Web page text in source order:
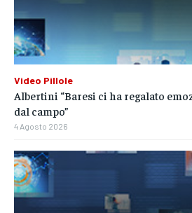
Video Pillole
Albertini “Baresi ci ha regalato
dal campo”
4 Agosto 2026